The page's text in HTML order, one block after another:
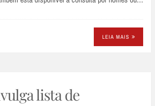
LEIA MAIS
lista de